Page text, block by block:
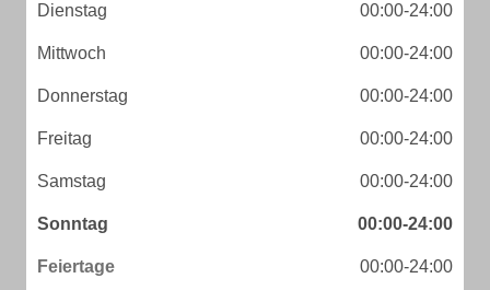
Dienstag 00:00-24:00
Mittwoch 00:00-24:00
Donnerstag 00:00-24:00
Freitag 00:00-24:00
Samstag 00:00-24:00
Sonntag 00:00-24:00
Feiertage 00:00-24:00